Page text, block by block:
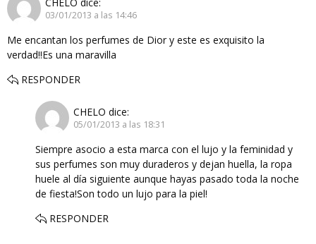
03/01/2013 a las 14:46
Me encantan los perfumes de Dior y este es exquisito la
verdad!!Es una maravilla
RESPONDER
CHELO dice:
05/01/2013 a las 18:31
Siempre asocio a esta marca con el lujo y la feminidad y
sus perfumes son muy duraderos y dejan huella, la ropa
huele al día siguiente aunque hayas pasado toda la noche
de fiesta!Son todo un lujo para la piel!
RESPONDER